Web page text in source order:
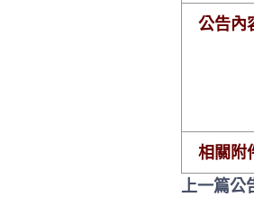
公告內
相關附
上一篇